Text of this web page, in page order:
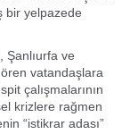
bir yelpazede
Şanlıurfa ve
vatandaşlara
çalışmalarının
krizlere rağmen
“istikrar adası”